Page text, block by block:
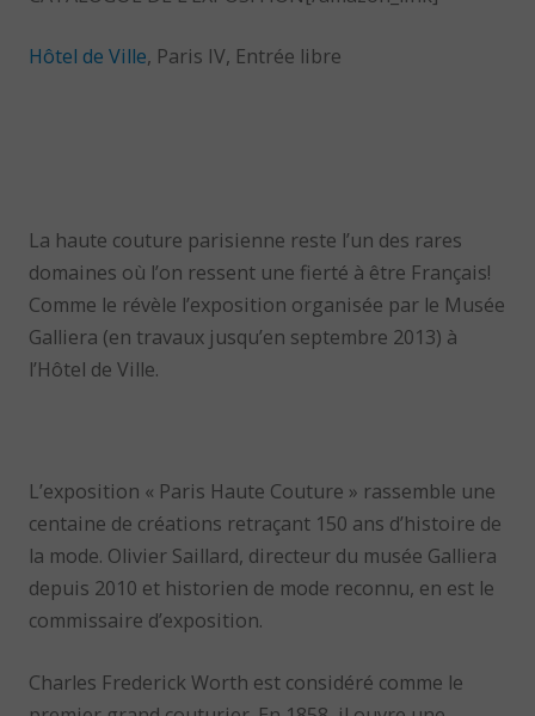
Hôtel de Ville, Paris IV, Entrée libre
La haute couture parisienne reste l’un des rares
domaines où l’on ressent une fierté à être Français!
Comme le révèle l’exposition organisée par le Musée
Galliera (en travaux jusqu’en septembre 2013) à
l’Hôtel de Ville.
L’exposition « Paris Haute Couture » rassemble une
centaine de créations retraçant 150 ans d’histoire de
la mode. Olivier Saillard, directeur du musée Galliera
depuis 2010 et historien de mode reconnu, en est le
commissaire d’exposition.
Charles Frederick Worth est considéré comme le